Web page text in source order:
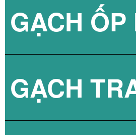
GẠCH
GẠCH